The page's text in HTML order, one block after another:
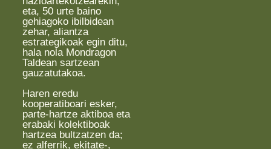
eta, 50 urte baino
gehiagoko ibilbidean
zehar, aliantza
estrategikoak egin ditu,
hala nola Mondragon
Taldean sartzean
gauzatutakoa.
Haren eredu
kooperatiboari esker,
parte-hartze aktiboa eta
erabaki kolektiboak
hartzea bultzatzen da;
ez alferrik, ekitate-,